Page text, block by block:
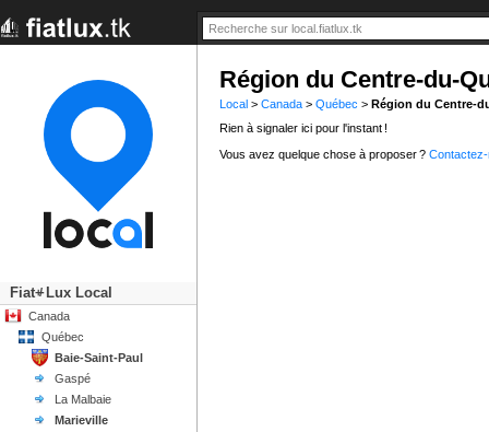
Région du Centre-du-
Local > Canada > Québec > Région du Centre-
Rien à signaler ici pour l'instant !
Vous avez quelque chose à proposer ?
Fiat+/- Lux Local
Canada
Québec
Baie-Saint-Paul
Gaspé
La Malbaie
Marieville